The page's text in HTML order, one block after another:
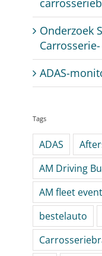
Onderzoek
ADAS-
Tags
ADAS
AM Driving
AM fleet event
bestelauto